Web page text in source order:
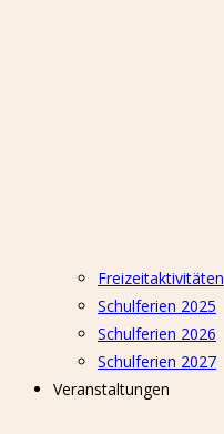
Freizeitaktivitäten
Schulferien 2025
Schulferien 2026
Schulferien 2027
Veranstaltungen